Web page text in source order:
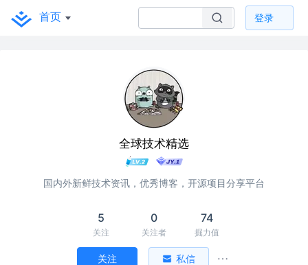
首页 登录
全球技术精选
国内外新鲜技术资讯，优秀博客，开源项目分享平台
5
关注
0
关注者
74
掘力值
关注 私信